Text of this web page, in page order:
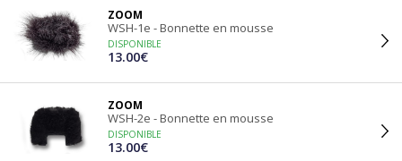
ZOOM
WSH-1e - Bonnette en mousse
DISPONIBLE
13.00€
ZOOM
WSH-2e - Bonnette en mousse
DISPONIBLE
13.00€